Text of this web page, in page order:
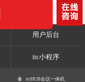
用户后台
itc小程序
itcHUB会议一体机